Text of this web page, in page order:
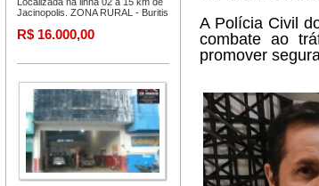
A Polícia Civil
combate ao
promover